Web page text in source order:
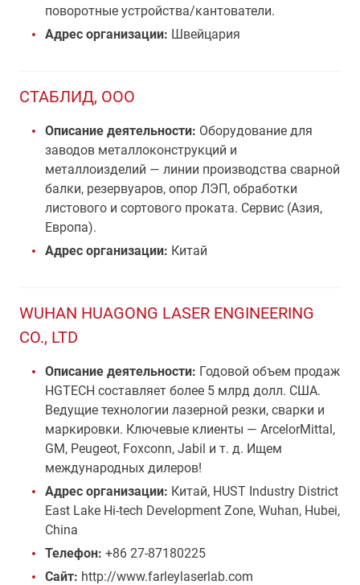
поворотные устройства/кантователи.
Адрес организации: Швейцария
СТАБЛИД, ООО
Описание деятельности: Оборудование для
заводов металлоконструкций и
металлоизделий — линии производства сварной
балки, резервуаров, опор ЛЭП, обработки
листового и сортового проката. Сервис (Азия,
Европа).
Адрес организации: Китай
WUHAN HUAGONG LASER ENGINEERING
CO., LTD
Описание деятельности: Годовой объем продаж
HGTECH составляет более 5 млрд долл. США.
Ведущие технологии лазерной резки, сварки и
маркировки. Ключевые клиенты — ArcelorMittal,
GM, Peugeot, Foxconn, Jabil и т. д. Ищем
международных дилеров!
Адрес организации: Китай, HUST Industry District
East Lake Hi-tech Development Zone, Wuhan, Hubei,
China
Телефон: +86 27-87180225
Сайт: http://www.farleylaserlab.com